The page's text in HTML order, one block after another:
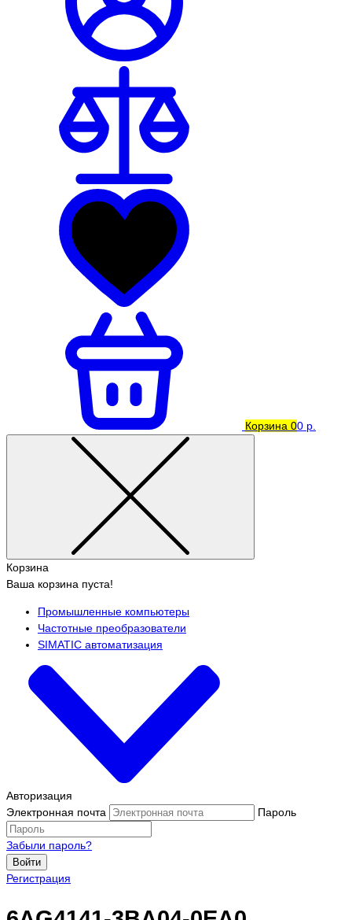
Корзина 00 р.
Корзина
Ваша корзина пуста!
Промышленные компьютеры
Частотные преобразователи
SIMATIC автоматизация
Авторизация
Электронная почта
Пароль
Забыли пароль?
Войти
Регистрация